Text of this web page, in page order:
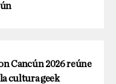
Cancún 2026 reúne
cultura geek